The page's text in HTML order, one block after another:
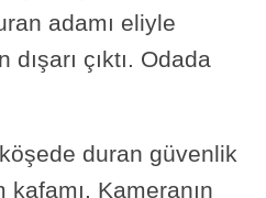
adamı eliyle
dışarı çıktı. Odada
duran güvenlik
Kameranın